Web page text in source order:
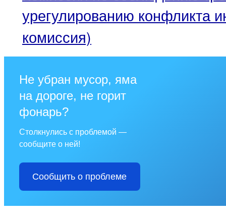
урегулированию конфликта
комиссия)
Не убран мусор, яма
на дороге, не горит
фонарь?
Столкнулись с проблемой —
сообщите о ней!
Сообщить о проблеме